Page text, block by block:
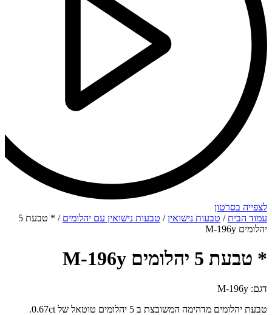
לצפייה בסרטון
עמוד הבית/ טבעות נישואין/ טבעות נישואין עם יהלומים
/ * טבעת 5
יהלומים M-196y
* טבעת 5 יהלומים M-196y
דגם: M-196y
טבעת יהלומים מדהימה המשובצת ב 5 יהלומים טוטאל של 0.67ct.